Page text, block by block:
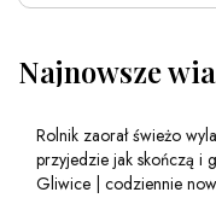
Najnowsze
Rolnik zaorał świeżo
przyjedzie jak skończą i
Gliwice | codziennie